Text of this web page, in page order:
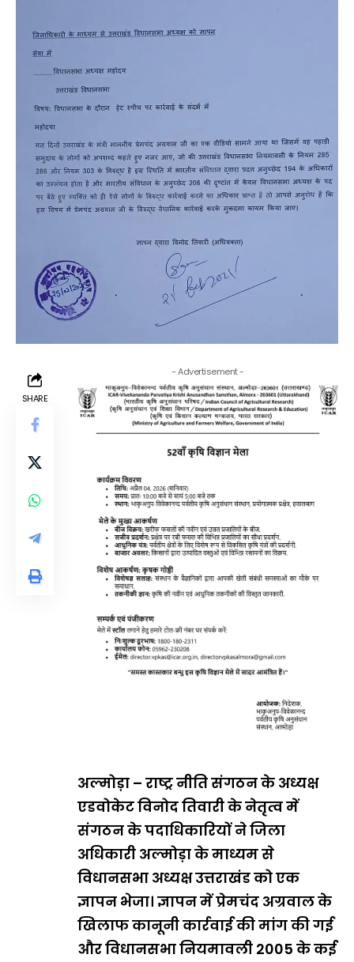
SHARE
- Advertisement -
अल्मोड़ा – राष्ट्र नीति संगठन के अध्यक्ष
एडवोकेट विनोद तिवारी के नेतृत्व में
संगठन के पदाधिकारियों ने जिला
अधिकारी अल्मोड़ा के माध्यम से
विधानसभा अध्यक्ष उत्तराखंड को एक
ज्ञापन भेजा। ज्ञापन में प्रेमचंद अग्रवाल के
खिलाफ कानूनी कार्रवाई की मांग की गई
और विधानसभा नियमावली 2005 के कई